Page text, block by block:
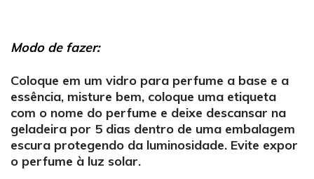
Modo de fazer:
Coloque em um vidro para perfume a base e a
essência, misture bem, coloque uma etiqueta
com o nome do perfume e deixe descansar na
geladeira por 5 dias dentro de uma embalagem
escura protegendo da luminosidade. Evite expor
o perfume à luz solar.